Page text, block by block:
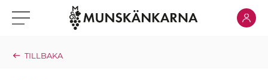
Klicka för meny Klicka
TILLBAKA